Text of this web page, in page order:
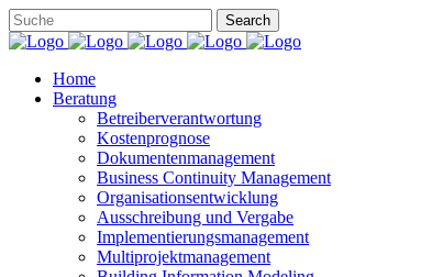
Home
Beratung
Betreiberverantwortung
Kostenprognose
Dokumentenmanagement
Business Continuity Management
Organisationsentwicklung
Ausschreibung und Vergabe
Implementierungsmanagement
Multiprojektmanagement